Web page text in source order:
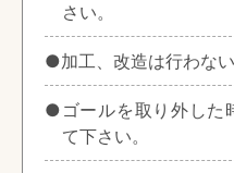
さい。
●加工、改造は行わない
●ゴールを取り外した
て下さい。